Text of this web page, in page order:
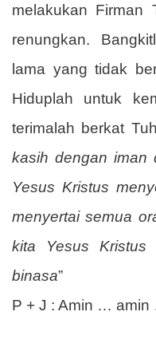
melakukan Firman
renungkan.
lama yang tidak
Hiduplah untuk
terimalah berkat
kasih dengan iman
Yesus Kristus
menyertai semua
kita Yesus
binasa”
P + J : Amin …